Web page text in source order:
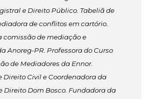
e Direito Público. Tabeliã de
de conflitos em cartório.
comissão de mediação e
Anoreg-PR. Professora do Curso
de Mediadores da Ennor.
Direito Civil e Coordenadora da
Direito Dom Bosco. Fundadora da